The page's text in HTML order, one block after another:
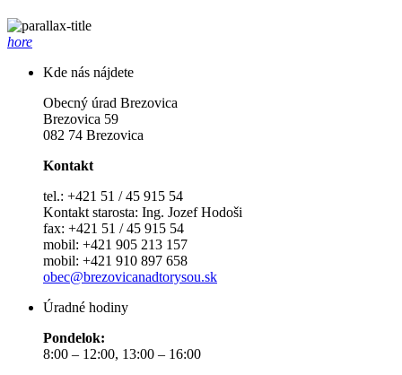
hore
Kde nás nájdete
Obecný úrad Brezovica
Brezovica 59
082 74 Brezovica
Kontakt
tel.: +421 51 / 45 915 54
Kontakt starosta: Ing. Jozef Hodoši
fax: +421 51 / 45 915 54
mobil: +421 905 213 157
mobil: +421 910 897 658
obec@brezovicanadtorysou.sk
Úradné hodiny
Pondelok:
8:00 – 12:00, 13:00 – 16:00